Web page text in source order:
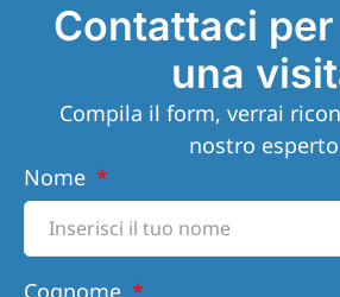
Contattaci
una
Compila il form, verrai
nostro
Nome